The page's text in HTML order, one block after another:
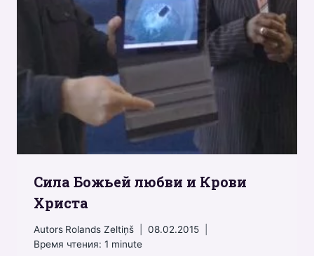
Сила Божьей любви и Крови
Христа
Autors Rolands Zeltiņš
08.02.2015
Время чтения: 1 minute